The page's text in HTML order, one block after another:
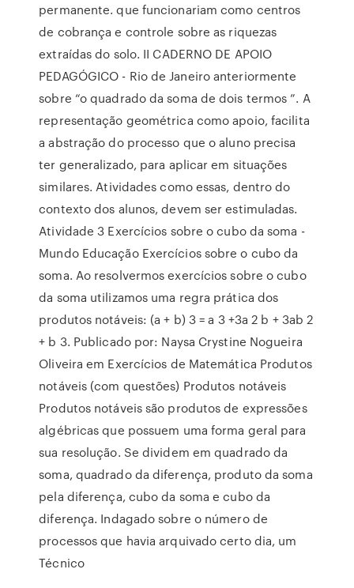
permanente. que funcionariam como centros
de cobrança e controle sobre as riquezas
extraídas do solo. II CADERNO DE APOIO
PEDAGÓGICO - Rio de Janeiro anteriormente
sobre “o quadrado da soma de dois termos ”. A
representação geométrica como apoio, facilita
a abstração do processo que o aluno precisa
ter generalizado, para aplicar em situações
similares. Atividades como essas, dentro do
contexto dos alunos, devem ser estimuladas.
Atividade 3 Exercícios sobre o cubo da soma -
Mundo Educação Exercícios sobre o cubo da
soma. Ao resolvermos exercícios sobre o cubo
da soma utilizamos uma regra prática dos
produtos notáveis: (a + b) 3 = a 3 +3a 2 b + 3ab 2
+ b 3. Publicado por: Naysa Crystine Nogueira
Oliveira em Exercícios de Matemática Produtos
notáveis (com questões) Produtos notáveis
Produtos notáveis são produtos de expressões
algébricas que possuem uma forma geral para
sua resolução. Se dividem em quadrado da
soma, quadrado da diferença, produto da soma
pela diferença, cubo da soma e cubo da
diferença. Indagado sobre o número de
processos que havia arquivado certo dia, um
Técnico